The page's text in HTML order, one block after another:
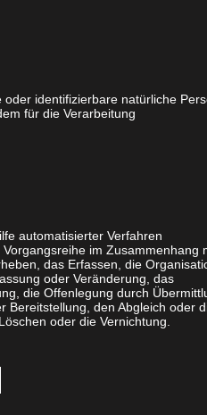
identifizierbare natürliche
für die Verarbeitung
automatisierter Verfahren
im Zusammenhang
das Erfassen, die
oder Veränderung, das
die Offenlegung durch
Bereitstellung, den Abgleich oder
oder die Vernichtung.